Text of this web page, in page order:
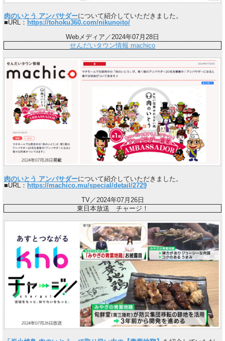
肉のいとう アンバサダーについて紹介していただきました。
■URL：https://tohoku360.com/nikunoito/
Webメディア／2024年07月28日
せんだいタウン情報 machico
肉のいとう アンバサダーについて紹介していただきました。
■URL：https://machico.mu/special/detail/2729
TV／2024年07月26日
東日本放送 チャージ！